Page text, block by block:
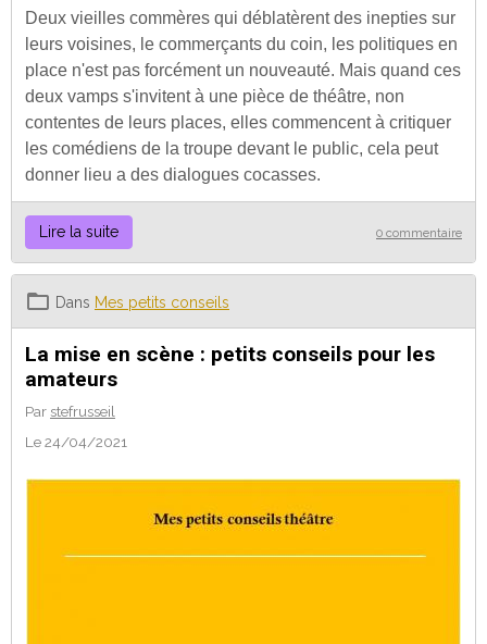
Deux vieilles commères qui déblatèrent des inepties sur
leurs voisines, le commerçants du coin, les politiques en
place n'est pas forcément un nouveauté. Mais quand ces
deux vamps s'invitent à une pièce de théâtre, non
contentes de leurs places, elles commencent à critiquer
les comédiens de la troupe devant le public, cela peut
donner lieu a des dialogues cocasses.
Lire la suite 0 commentaire
Dans Mes petits conseils
La mise en scène : petits conseils pour les
amateurs
Par stefrusseil
Le 24/04/2021